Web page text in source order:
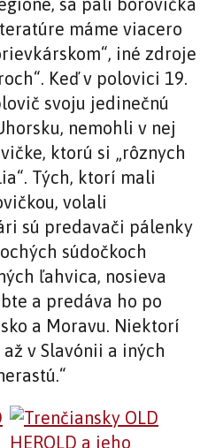
sa páli borovička
máme viacero
iné zdroje
Keď v polovici 19.
svoju jedinečnú
nemohli v nej
ktorú si „rôznych
Tých, ktorí mali
volali
sú predavači pálenky
súdočkoch
ľahvica, nosieva
a predáva ho po
a Moravu. Niektorí
v Slavónii a iných